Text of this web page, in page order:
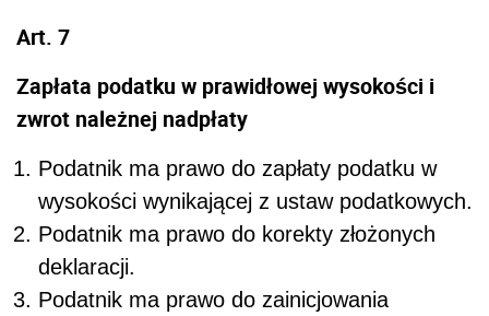
Art. 7
Zapłata podatku w prawidłowej wysokości i
zwrot należnej nadpłaty
Podatnik ma prawo do zapłaty podatku w
wysokości wynikającej z ustaw podatkowych.
Podatnik ma prawo do korekty złożonych
deklaracji.
Podatnik ma prawo do zainicjowania